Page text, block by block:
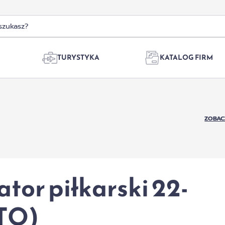
TURYSTYKA KATALOG FIRM
piłkarski 22-